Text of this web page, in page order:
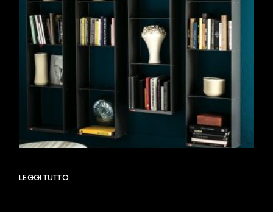
LEGGI TUTTO